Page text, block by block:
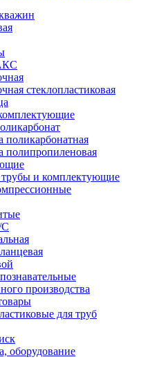
стеклопластиковая
поликарбонатная
полипропиленовая
и комплектующие
С
производства
для труб
оборудование